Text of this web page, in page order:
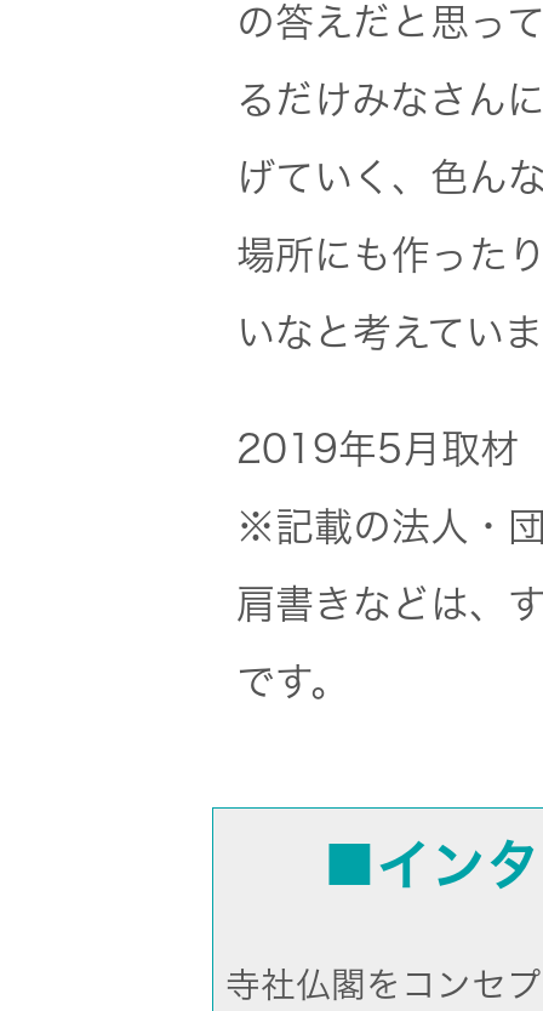
の答えだと思っ
るだけみなさん
げていく、色ん
場所にも作った
いなと考えてい
2019年5月取材
※記載の法人・
肩書きなどは、
です。
■イン
寺社仏閣をコンセ